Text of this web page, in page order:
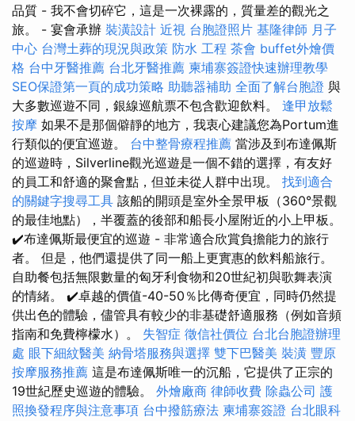
品質 - 我不會切碎它，這是一次裸露的，質量差的觀光之
旅。 - 宴會承辦 裝潢設計 近視 台胞證照片 基隆律師 月子
中心 台灣土葬的現況與政策 防水 工程 茶會 buffet外燴價
格 台中牙醫推薦 台北牙醫推薦 柬埔寨簽證快速辦理教學
SEO保證第一頁的成功策略 助聽器補助 全面了解台胞證 與
大多數巡遊不同，銀線巡航票不包含歡迎飲料。 逢甲放鬆
按摩 如果不是那個僻靜的地方，我衷心建議您為Portum進
行類似的便宜巡遊。 台中整骨療程推薦 當涉及到布達佩斯
的巡遊時，Silverline觀光巡遊是一個不錯的選擇，有友好
的員工和舒適的聚會點，但並未從人群中出現。 找到適合
的關鍵字搜尋工具 該船的開頭是室外全景甲板（360°景觀
的最佳地點），半覆蓋的後部和船長小屋附近的小上甲板。
✔️布達佩斯最便宜的巡遊 - 非常適合欣賞負擔能力的旅行
者。 但是，他們還提供了同一船上更實惠的飲料船旅行。
自助餐包括無限數量的匈牙利食物和20世紀初與歌舞表演
的情緒。 ✔️卓越的價值-40-50％比傳奇便宜，同時仍然提
供出色的體驗，儘管具有較少的非基礎舒適服務（例如音頻
指南和免費檸檬水）。 失智症 徵信社價位 台北台胞證辦理
處 眼下細紋醫美 納骨塔服務與選擇 雙下巴醫美 裝潢 豐原
按摩服務推薦 這是布達佩斯唯一的沉船，它提供了正宗的
19世紀歷史巡遊的體驗。 外燴廠商 律師收費 除蟲公司 護
照換發程序與注意事項 台中撥筋療法 柬埔寨簽證 台北眼科